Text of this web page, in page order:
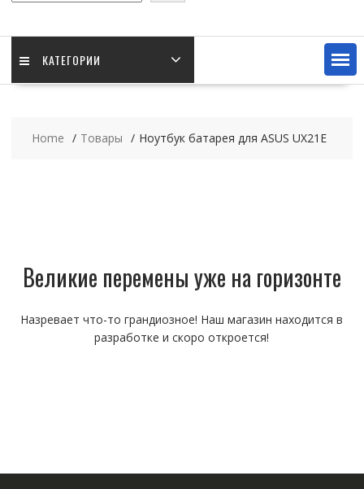
КАТЕГОРИИ
Home Товары Ноутбук батарея для ASUS UX21E
Великие перемены уже на горизонте
Назревает что-то грандиозное! Наш магазин находится в
разработке и скоро откроется!